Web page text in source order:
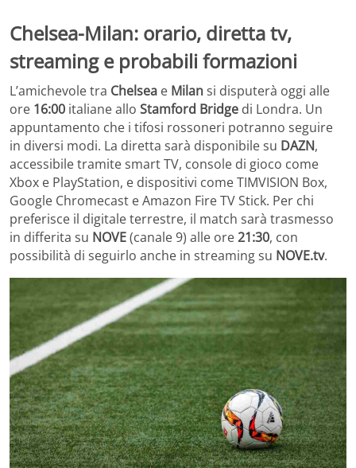
Chelsea-Milan: orario, diretta tv,
streaming e probabili formazioni
L’amichevole tra Chelsea e Milansi disputerà oggi alle
ore 16:00 italiane allo Stamford Bridge di Londra. Un
appuntamento che i tifosi rossoneri potranno seguire
in diversi modi. La diretta sarà disponibile su DAZN,
accessibile tramite smart TV, console di gioco come
Xbox e PlayStation, e dispositivi come TIMVISION Box,
Google Chromecast e Amazon Fire TV Stick. Per chi
preferisce il digitale terrestre, il match sarà trasmesso
in differita su NOVE(canale 9) alle ore21:30, con
possibilità di seguirlo anche in streaming su NOVE.tv.